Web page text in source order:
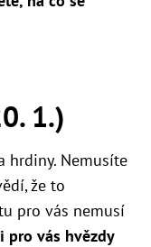
1.)
hrdiny. Nemusíte
že to
pro vás nemusí
pro vás hvězdy